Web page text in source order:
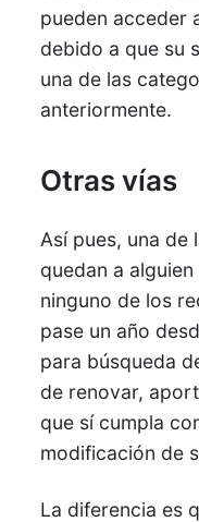
pueden acceder
debido a que su
una de las
anteriormente.
Otras vías
Así pues, una de
quedan a
ninguno de los
pase un año
para búsqueda
de renovar,
que sí cumpla
modificación de
La diferencia es